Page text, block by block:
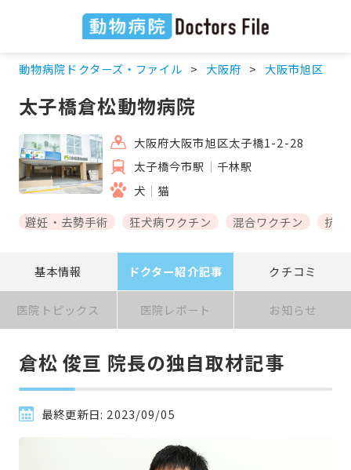
動物病院ドクターズ・ファイル 大阪府 大阪市旭区
太子橋倉松動物病院
大阪府大阪市旭区太子橋1-2-28
太子橋今市駅
千林駅
犬
猫
避妊・去勢手術
狂犬病ワクチン 混合ワクチン 抗
基本情報 ドクター紹介記事 クチコミ
医院トピックス 医院レポート お知らせ
倉松 俊亘 院長の独自取材記事
最終更新日: 2023/09/05